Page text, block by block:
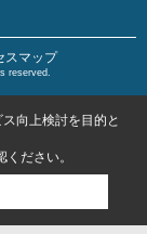
スマップ
reserved.
向上検討を目的と
ください。